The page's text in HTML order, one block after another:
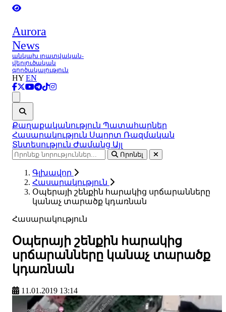
Aurora
News
անկախ լրատվական-
վերլուծական
գործակալություն
HY EN
Քաղաքականություն Պատահարներ
Հասարակություն Սպորտ Ռազմական
Տնտեսություն Ժամանց Այլ
Որոնել
Գլխավոր
Հասարակություն
Օպերայի շենքին հարակից սրճարանները
կանաչ տարածք կդառնան
Հասարակություն
Օպերայի շենքին հարակից
սրճարանները կանաչ տարածք
կդառնան
11.01.2019 13:14